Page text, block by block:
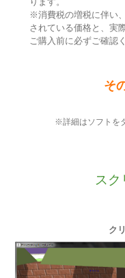
※消費税の増税に伴い
されている価格と、実
ご購入前に必ずご確認
そ
※詳細はソフトを
スク
ク